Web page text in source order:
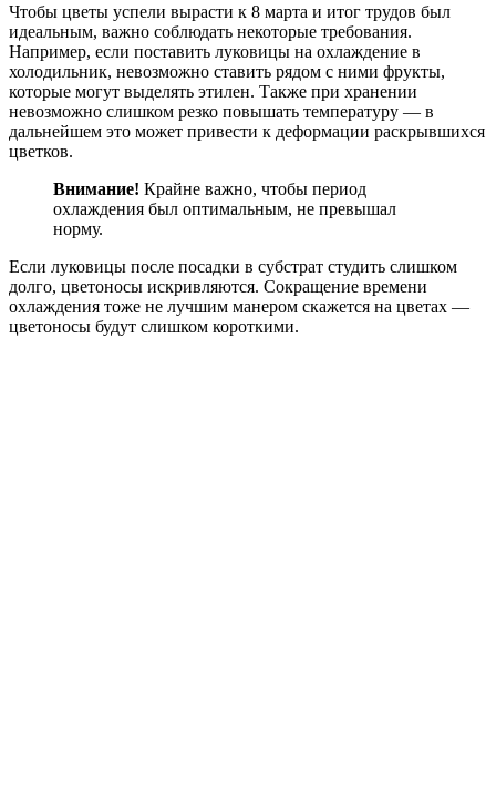
Чтобы цветы успели вырасти к 8 марта и итог трудов был
идеальным, важно соблюдать некоторые требования.
Например, если поставить луковицы на охлаждение в
холодильник, невозможно ставить рядом с ними фрукты,
которые могут выделять этилен. Также при хранении
невозможно слишком резко повышать температуру — в
дальнейшем это может привести к деформации раскрывшихся
цветков.
Внимание! Крайне важно, чтобы период
охлаждения был оптимальным, не превышал
норму.
Если луковицы после посадки в субстрат студить слишком
долго, цветоносы искривляются. Сокращение времени
охлаждения тоже не лучшим манером скажется на цветах —
цветоносы будут слишком короткими.